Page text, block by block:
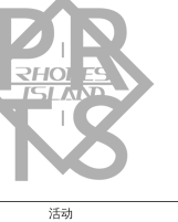
活动